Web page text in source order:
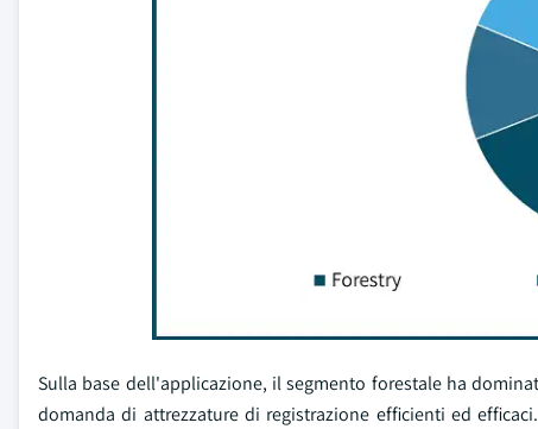
Sulla base dell'applicazione, il segmento forestale ha
domanda di attrezzature di registrazione efficienti ed